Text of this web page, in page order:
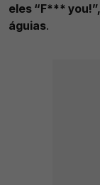
eles “F***
águias.